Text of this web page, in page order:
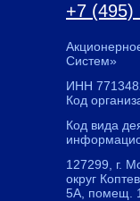
Систем»
127299, г.
округ
5А, помещ.
+7 (495)
Код вида
ИНН
Код